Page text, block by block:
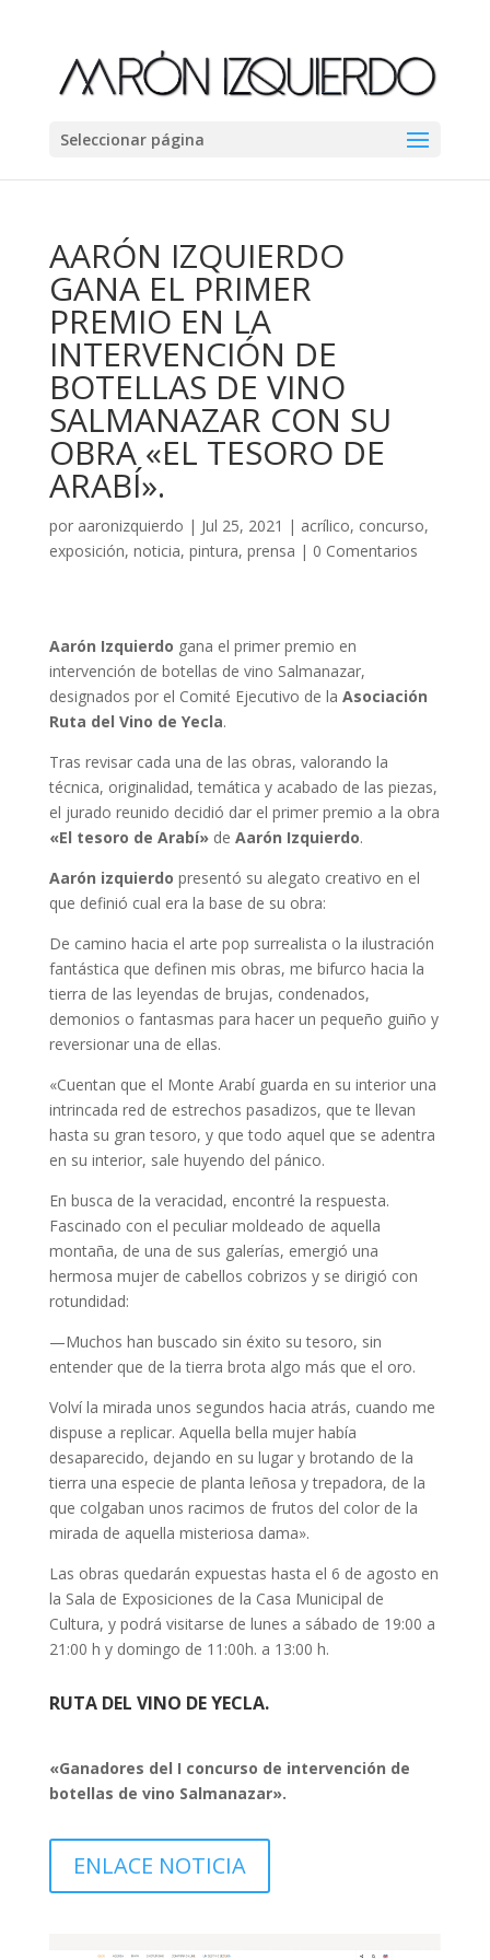
Seleccionar página
AARÓN IZQUIERDO
GANA EL PRIMER
PREMIO EN LA
INTERVENCIÓN DE
BOTELLAS DE VINO
SALMANAZAR CON SU
OBRA «EL TESORO DE
ARABÍ».
por aaronizquierdo | Jul 25, 2021 | acrílico, concurso,
exposición, noticia, pintura, prensa | 0 Comentarios
Aarón Izquierdo gana el primer premio en
intervención de botellas de vino Salmanazar,
designados por el Comité Ejecutivo de la Asociación
Ruta del Vino de Yecla.
Tras revisar cada una de las obras, valorando la
técnica, originalidad, temática y acabado de las piezas,
el jurado reunido decidió dar el primer premio a la obra
«El tesoro de Arabí»de Aarón Izquierdo.
Aarón izquierdo presentó su alegato creativo en el
que definió cual era la base de su obra:
De camino hacia el arte pop surrealista o la ilustración
fantástica que definen mis obras, me bifurco hacia la
tierra de las leyendas de brujas, condenados,
demonios o fantasmas para hacer un pequeño guiño y
reversionar una de ellas.
«Cuentan que el Monte Arabí guarda en su interior una
intrincada red de estrechos pasadizos, que te llevan
hasta su gran tesoro, y que todo aquel que se adentra
en su interior, sale huyendo del pánico.
En busca de la veracidad, encontré la respuesta.
Fascinado con el peculiar moldeado de aquella
montaña, de una de sus galerías, emergió una
hermosa mujer de cabellos cobrizos y se dirigió con
rotundidad:
—Muchos han buscado sin éxito su tesoro, sin
entender que de la tierra brota algo más que el oro.
Volví la mirada unos segundos hacia atrás, cuando me
dispuse a replicar. Aquella bella mujer había
desaparecido, dejando en su lugar y brotando de la
tierra una especie de planta leñosa y trepadora, de la
que colgaban unos racimos de frutos del color de la
mirada de aquella misteriosa dama».
Las obras quedarán expuestas hasta el 6 de agosto en
la Sala de Exposiciones de la Casa Municipal de
Cultura, y podrá visitarse de lunes a sábado de 19:00 a
21:00 h y domingo de 11:00h. a 13:00 h.
RUTA DEL VINO DE YECLA.
«Ganadores del I concurso de intervención de
botellas de vino Salmanazar».
ENLACE NOTICIA